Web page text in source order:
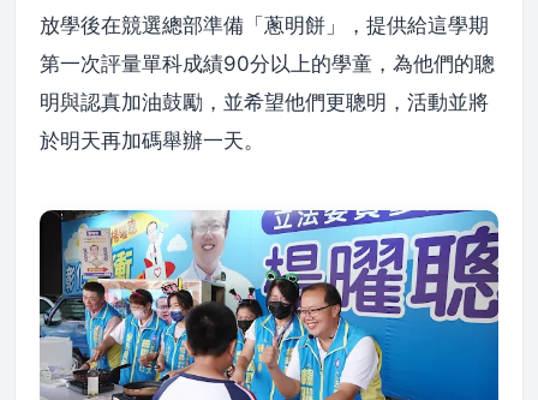
放學後在競選總部準備「蔥明餅」，提供給這學期
第一次評量單科成績90分以上的學童，為他們的聰
明與認真加油鼓勵，並希望他們更聰明，活動並將
於明天再加碼舉辦一天。